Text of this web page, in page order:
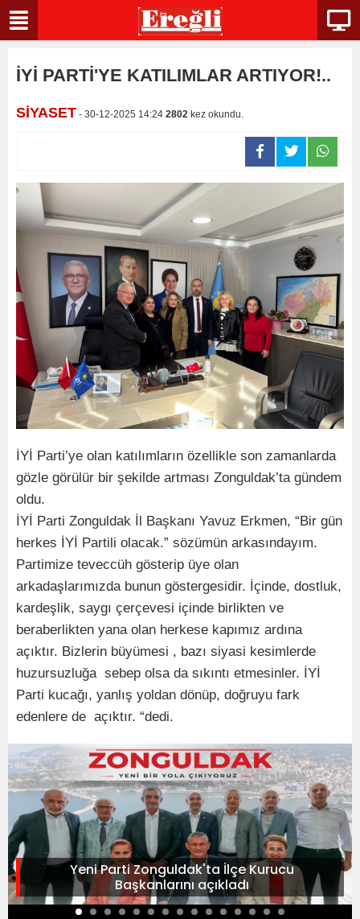
İYİ PARTİ'YE KATILIMLAR ARTIYOR!..
SİYASET - 30-12-2025 14:24 2802 kez okundu.
İYİ Parti’ye olan katılımların özellikle son zamanlarda
gözle görülür bir şekilde artması Zonguldak’ta gündem
oldu.
İYİ Parti Zonguldak İl Başkanı Yavuz Erkmen, “Bir gün
herkes İYİ Partili olacak.” sözümün arkasındayım.
Partimize teveccüh gösterip üye olan
arkadaşlarımızda bunun göstergesidir. İçinde, dostluk,
kardeşlik, saygı çerçevesi içinde birlikten ve
beraberlikten yana olan herkese kapımız ardına
açıktır. Bizlerin büyümesi , bazı siyasi kesimlerde
huzursuzluğa sebep olsa da sıkıntı etmesinler. İYİ
Parti kucağı, yanlış yoldan dönüp, doğruyu fark
edenlere de açıktır. “dedi.
Yeni Parti Zonguldak'ta İlçe Kurucu
Başkanlarını açıkladı